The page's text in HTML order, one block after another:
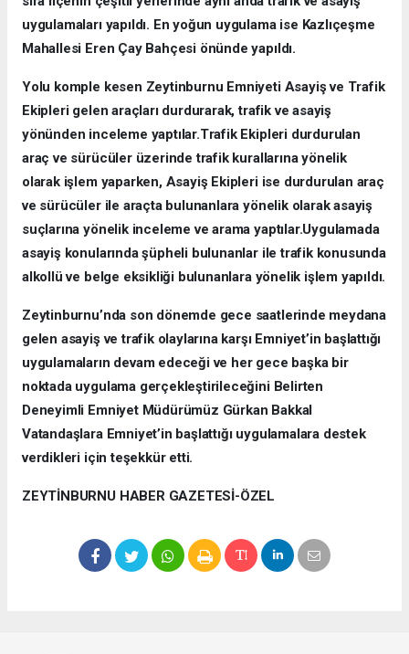
uygulamaları yapıldı. En yoğun uygulama ise Kazlıçeşme
Mahallesi Eren Çay Bahçesi önünde yapıldı.
Yolu komple kesen Zeytinburnu Emniyeti Asayiş ve Trafik
Ekipleri gelen araçları durdurarak, trafik ve asayiş
yönünden inceleme yaptılar.Trafik Ekipleri durdurulan
araç ve sürücüler üzerinde trafik kurallarına yönelik
olarak işlem yaparken, Asayiş Ekipleri ise durdurulan araç
ve sürücüler ile araçta bulunanlara yönelik olarak asayiş
suçlarına yönelik inceleme ve arama yaptılar.Uygulamada
asayiş konularında şüpheli bulunanlar ile trafik konusunda
alkollü ve belge eksikliği bulunanlara yönelik işlem yapıldı.
Zeytinburnu’nda son dönemde gece saatlerinde meydana
gelen asayiş ve trafik olaylarına karşı Emniyet’in başlattığı
uygulamaların devam edeceği ve her gece başka bir
noktada uygulama gerçekleştirileceğini Belirten
Deneyimli Emniyet Müdürümüz Gürkan Bakkal
Vatandaşlara Emniyet’in başlattığı uygulamalara destek
verdikleri için teşekkür etti.
ZEYTİNBURNU HABER GAZETESİ-ÖZEL